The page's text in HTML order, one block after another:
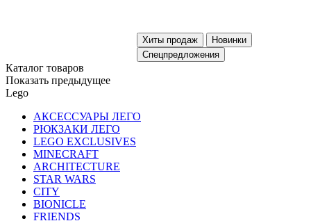
Каталог товаров
Показать предыдущее
Lego
АКСЕССУАРЫ ЛЕГО
РЮКЗАКИ ЛЕГО
LEGO EXCLUSIVES
MINECRAFT
ARCHITECTURE
STAR WARS
CITY
BIONICLE
FRIENDS